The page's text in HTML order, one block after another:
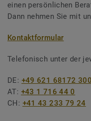
einen persönlichen
Dann nehmen Sie mit
Kontaktformular
Telefonisch unter der
DE: +49 621 68172 300
AT: +43 1 716 44 0
CH: +41 43 233 79 24